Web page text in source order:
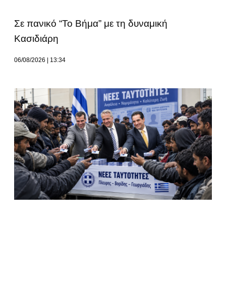
Σε πανικό “Το Βήμα” με τη δυναμική
Κασιδιάρη
06/08/2026 13:34